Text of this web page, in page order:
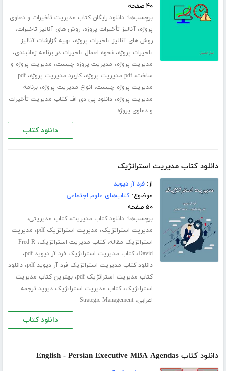
۴۰ صفحه
برچسب‌ها:دانلود رایگان کتاب مدیریت تأخیرات و دعاوی
پروژه،آنالیز تأخیرات پروژه،روش های آنالیز تاخیرات،
روش های آنالیز تاخیرات پروژه، تهیه گزارشات آنالیز
تاخیرات پروژه،نحوه اعمال تاخیرات در برنامه زمانبندی،
مدیریت پروژه، مدیریت پروژه چیست، مدیریت پروژه و
ساخت،pdf مدیریت پروژه ،کاربرد مدیریت پروژه،pdf
مدیریت پروژه چیست، انواع مدیریت پروژه،برنامه
مدیریت پروژه،دانلود پی دی اف کتاب مدیریت تأخیرات
و دعاوی پروژه
دانلود کتاب
دانلود کتاب مدیریت استراتژیک
از:فرد آر دیوید
موضوع:کتاب‌های علوم اجتماعی
۵۰ صفحه
برچسب‌ها:دانلود کتاب مدیریت،کتاب مدیریتی،
مدیریت استراتژیک، مدیریت استراتژیک pdf ، مدیریت
استراتژیک مقاله،کتاب مدیریت استراتژیک،Fred R
David،کتاب مدیریت استراتژیک فرد آر دیوید pdf ،
دانلود کتاب مدیریت استراتژیک فرد آر دیوید pdf ،دانلود
کتاب مدیریت استراتژیک pdf
،بهترین کتاب مدیریت
استراتژیک،کتاب مدیریت استراتژیک دیوید ترجمه
اعرابی،Strategic Management
دانلود کتاب
دانلود کتاب English - Persian Executive MBA Agendas